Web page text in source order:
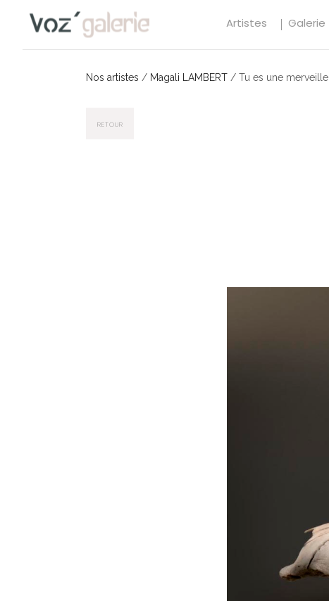
Artistes Galerie
Nos artistes / Magali LAMBERT / Tu es une merveille
RETOUR